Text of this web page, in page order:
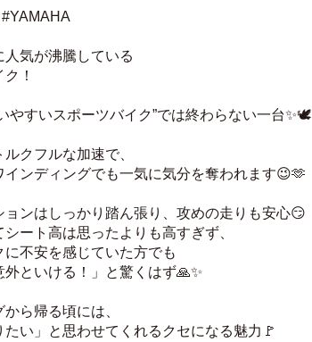
人気が沸騰している
！
やすいスポーツバイク”では終わらない一台✨🕊️
クフルな加速で、
インディングでも一気に気分を奪われます😉🫶
ョンはしっかり踏ん張り、攻めの走りも安心😏
シート高は思ったよりも高すぎず、
に不安を感じていた方でも
外といける！」と驚くはず🙏✨
ら帰る頃には、
たい」と思わせてくれるクセになる魅力🚩